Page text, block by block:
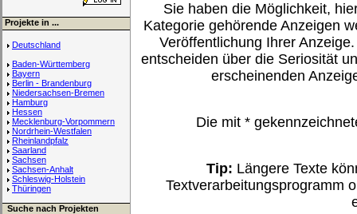
Projekte in ...
Deutschland
Baden-Württemberg
Bayern
Berlin - Brandenburg
Niedersachsen-Bremen
Hamburg
Hessen
Mecklenburg-Vorpommern
Nordrhein-Westfalen
Rheinlandpfalz
Saarland
Sachsen
Sachsen-Anhalt
Schleswig-Holstein
Thüringen
Suche nach Projekten
Sie haben die Möglichkeit,
Kategorie gehörende Anzeigen
Veröffentlichung Ihrer
entscheiden über die Seriosität
erscheinenden
Die mit *
Tip: Längere Texte
Textverarbeitungsprogramm